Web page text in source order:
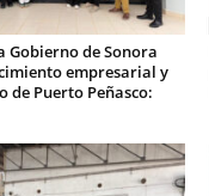
Gobierno de Sonora
empresarial y
de Puerto Peñasco: